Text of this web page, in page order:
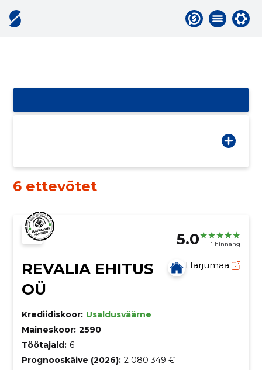
6 ettevõtet
5.0 1 hinnang
REVALIA EHITUS
OÜ
Harjumaa
Krediidiskoor: Usaldusväärne
Maineskoor: 2590
Töötajaid: 6
Prognooskäive (2026): 2 080 349 €